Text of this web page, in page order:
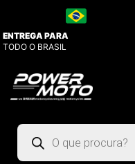
ENTREGA PARA
TODO O BRASIL
Pesquisar
produtos